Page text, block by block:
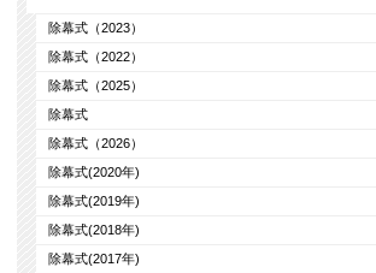
除幕式（2023）
除幕式（2022）
除幕式（2025）
除幕式
除幕式（2026）
除幕式(2020年)
除幕式(2019年)
除幕式(2018年)
除幕式(2017年)